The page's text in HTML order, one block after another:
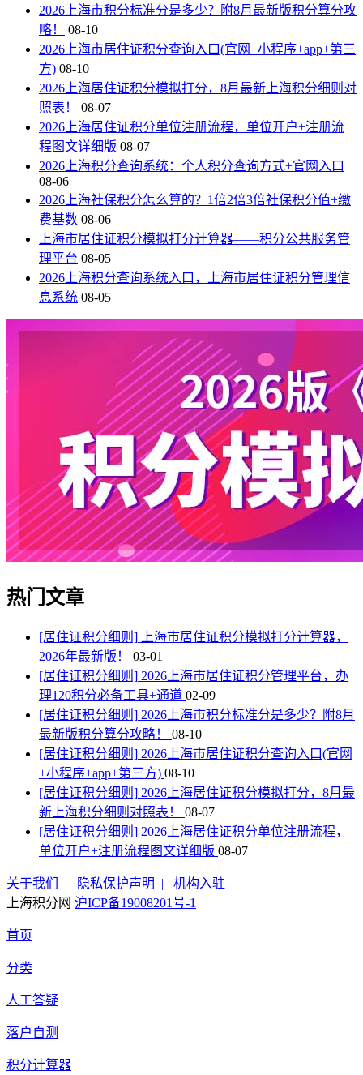
2026上海市积分标准分是多少？附8月最新版积分算分攻
略！
08-10
2026上海市居住证积分查询入口(官网+小程序+app+第三
方) 08-10
2026上海居住证积分模拟打分，8月最新上海积分细则对
照表！
08-07
2026上海居住证积分单位注册流程，单位开户+注册流
程图文详细版 08-07
2026上海积分查询系统：个人积分查询方式+官网入口
08-06
2026上海社保积分怎么算的？1倍2倍3倍社保积分值+缴
费基数 08-06
上海市居住证积分模拟打分计算器——积分公共服务管
理平台 08-05
2026上海积分查询系统入口，上海市居住证积分管理信
息系统 08-05
热门文章
[居住证积分细则] 上海市居住证积分模拟打分计算器，
2026年最新版！ 03-01
[居住证积分细则] 2026上海市居住证积分管理平台，办
理120积分必备工具+通道 02-09
[居住证积分细则] 2026上海市积分标准分是多少？附8月
最新版积分算分攻略！ 08-10
[居住证积分细则] 2026上海市居住证积分查询入口(官网
+小程序+app+第三方) 08-10
[居住证积分细则] 2026上海居住证积分模拟打分，8月最
新上海积分细则对照表！ 08-07
[居住证积分细则] 2026上海居住证积分单位注册流程，
单位开户+注册流程图文详细版 08-07
关于我们 | 隐私保护声明 |
机构入驻
上海积分网 沪ICP备19008201号-1
首页
分类
人工答疑
落户自测
积分计算器